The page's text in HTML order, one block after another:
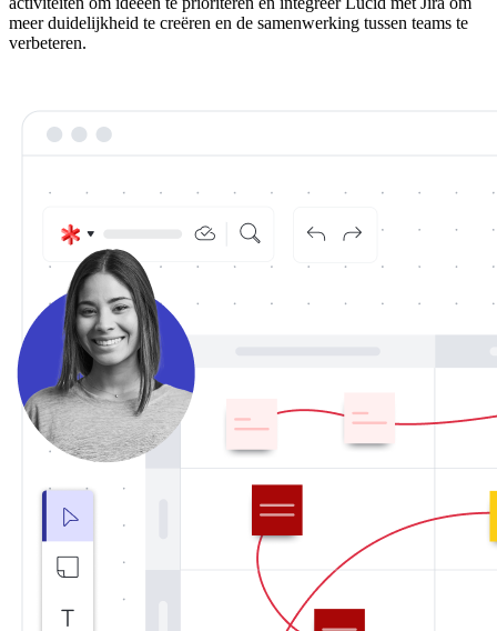
meer duidelijkheid te creëren en de samenwerking tussen teams te
verbeteren.